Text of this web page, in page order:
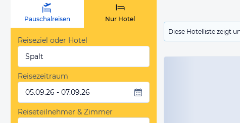
Diese Hotelliste zeigt
Pauschalreisen Nur Hotel
Reiseziel oder Hotel
Spalt
Reisezeitraum
05.09.26 - 07.09.26
Reiseteilnehmer & Zimmer